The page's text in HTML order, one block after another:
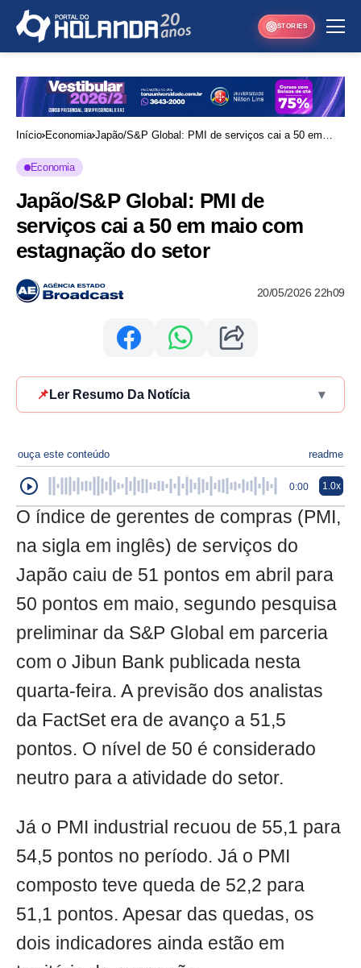
STORIES
Início Economia Japão/S&P Global: PMI de serviços cai a 50 em
Economia
Japão/S&P Global: PMI de
serviços cai a 50 em maio com
estagnação do setor
20/05/2026 22h09
📌 Ler Resumo Da Notícia ▾
ouça este conteúdo readme
0:00 1.0x
O índice de gerentes de compras (PMI,
na sigla em inglês) de serviços do
Japão caiu de 51 pontos em abril para
50 pontos em maio, segundo pesquisa
preliminar da S&P Global em parceria
com o Jibun Bank publicada nesta
quarta-feira. A previsão dos analistas
da FactSet era de avanço a 51,5
pontos. O nível de 50 é considerado
neutro para a atividade do setor.
Já o PMI industrial recuou de 55,1 para
54,5 pontos no período. Já o PMI
composto teve queda de 52,2 para
51,1 pontos. Apesar das quedas, os
dois indicadores ainda estão em